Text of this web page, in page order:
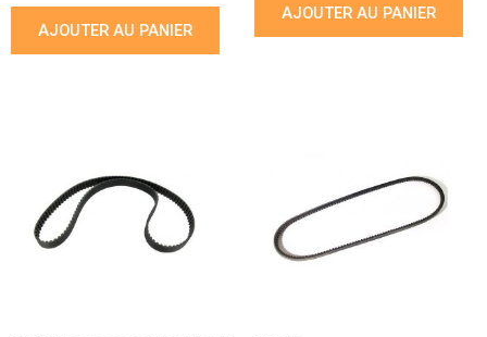
AJOUTER AU PANIER
AJOUTER AU PANIER